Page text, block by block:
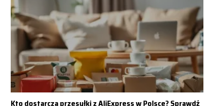
Kto dostarcza przesyłki z AliExpress w Polsce? Sprawdź